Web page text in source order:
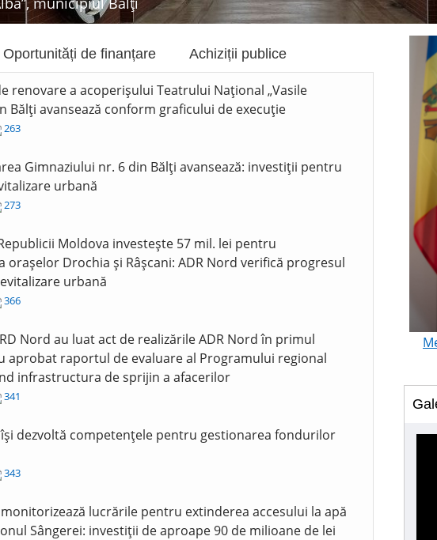
Oportunități de finanțare Achiziții publice
renovare a acoperișului Teatrului Național „Vasile
Bălți avansează conform graficului de execuție
263
Gimnaziului nr. 6 din Bălți avansează: investiții pentru
urbană
273
Moldova investește 57 mil. lei pentru
orașelor Drochia și Râșcani: ADR Nord verifică progresul
urbană
366
Nord au luat act de realizările ADR Nord în primul
aprobat raportul de evaluare al Programului regional
infrastructura de sprijin a afacerilor
341
dezvoltă competențele pentru gestionarea fondurilor
343
lucrările pentru extinderea accesului la apă
Sângerei: investiții de aproape 90 de milioane de lei